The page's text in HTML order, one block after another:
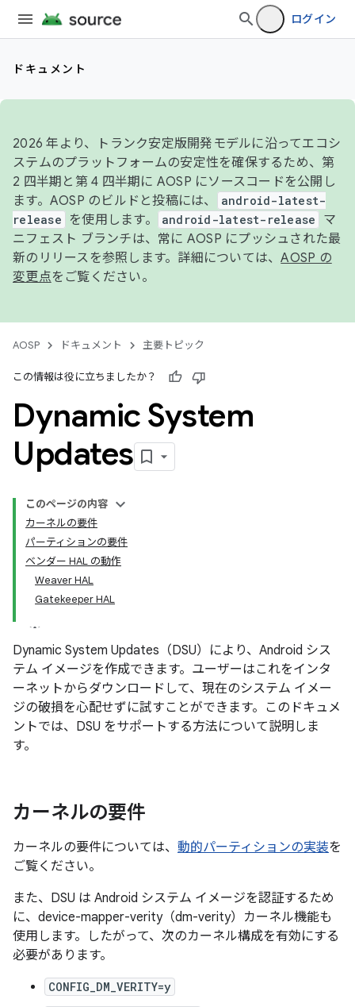
ログイン
ドキュメント
2026 年より、トランク安定版開発モデルに沿ってエコシ
ステムのプラットフォームの安定性を確保するため、第
2 四半期と第 4 四半期に AOSP にソースコードを公開し
ます。AOSP のビルドと投稿には、
android-latest-
release
を使用します。 android-latest-release
マ
ニフェスト ブランチは、常に AOSP にプッシュされた最
新のリリースを参照します。詳細については、AOSP の
変更点をご覧ください。
AOSP ドキュメント 主要トピック
この情報は役に立ちましたか？
Dynamic System
Updates
このページの内容
カーネルの要件
パーティションの要件
ベンダー HAL の動作
Weaver HAL
Gatekeeper HAL
Dynamic System Updates（DSU）により、Android シス
テム イメージを作成できます。ユーザーはこれをインタ
ーネットからダウンロードして、現在のシステム イメー
ジの破損を心配せずに試すことができます。このドキュメ
ントでは、DSU をサポートする方法について説明しま
す。
カーネルの要件
カーネルの要件については、 動的パーティションの実装を
ご覧ください。
また、DSU は Android システム イメージを認証するため
に、device-mapper-verity（dm-verity）カーネル機能も
使用します。したがって、次のカーネル構成を有効にする
必要があります。
CONFIG_DM_VERITY=y